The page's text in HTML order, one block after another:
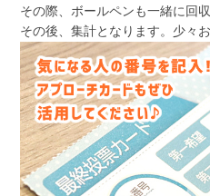
その際、ボールペンも一緒に回
その後、集計となります。少々